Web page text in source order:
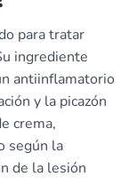
para tratar
ingrediente
antiinflamatorio
y la picazón
crema,
según la
de la lesión